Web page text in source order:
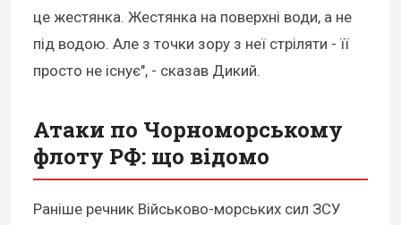
це жестянка. Жестянка на поверхні води, а не
під водою. Але з точки зору з неї стріляти - її
просто не існує", - сказав Дикий.
Атаки по Чорноморському
флоту РФ: що відомо
Раніше речник Військово-морських сил ЗСУ